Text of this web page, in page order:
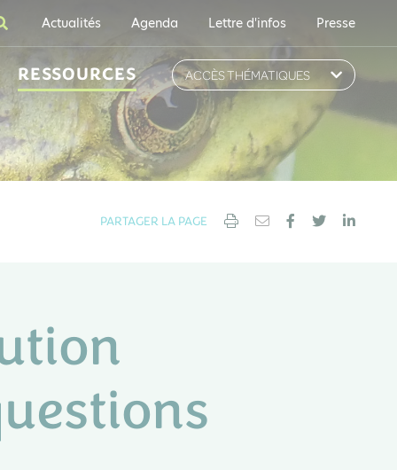
Actualités Agenda Lettre d'infos Presse
RESSOURCES ACCÈS THÉMATIQUES
PARTAGER LA PAGE